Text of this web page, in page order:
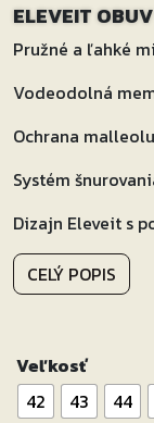
ELEVEIT
Pružné a ľahké
Vodeodolná
Ochrana
Systém
Dizajn Eleveit s
CELÝ POPIS
Veľkosť
42
43 44